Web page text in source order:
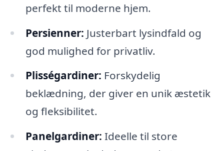
perfekt til moderne hjem.
Persienner: Justerbart lysindfald og
god mulighed for privatliv.
Plisségardiner: Forskydelig
beklædning, der giver en unik æstetik
og fleksibilitet.
Panelgardiner: Ideelle til store